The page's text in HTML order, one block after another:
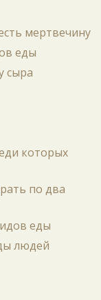
мертвечину
еды
сыра
которых
по два
еды
людей